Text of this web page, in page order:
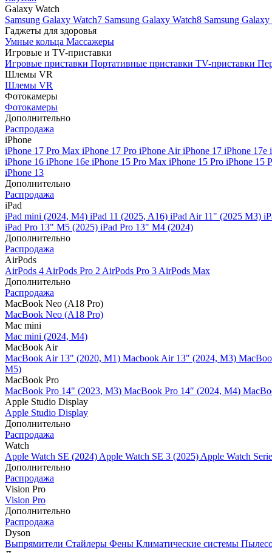
Galaxy Watch
Samsung Galaxy Watch7 Samsung Galaxy Watch8 Samsung
Гаджеты для здоровья
Умные кольца Массажеры
Игровые и TV-приставки
Игровые приставки Портативные приставки TV-приставки
Шлемы VR
Шлемы VR
Фотокамеры
Фотокамеры
Дополнительно
Распродажа
iPhone
iPhone 17 Pro Max iPhone 17 Pro iPhone AiriPhone 17 iPhone 17e
iPhone 16 iPhone 16e iPhone 15 Pro Max iPhone 15 Pro iPhone 15
iPhone 13
Дополнительно
Распродажа
iPad
iPad mini (2024, M4) iPad 11 (2025, A16) iPad Air 11" (2025 M3)
iPad Pro 13" M5 (2025) iPad Pro 13" M4 (2024)
Дополнительно
Распродажа
AirPods
AirPods 4 AirPods Pro 2 AirPods Pro 3 AirPods Max
Дополнительно
Распродажа
MacBook Neo (A18 Pro)
MacBook Neo (A18 Pro)
Mac mini
Mac mini (2024, M4)
MacBook Air
MacBook Air 13" (2020, M1) Macbook Air 13" (2024, M3)
M5)
MacBook Pro
MacBook Pro 14" (2023, M3) MacBook Pro 14″ (2024, M4)
Apple Studio Display
Apple Studio Display
Дополнительно
Распродажа
Watch
Apple Watch SE (2024) Apple Watch SE 3 (2025) Apple Watch
Дополнительно
Распродажа
Vision Pro
Vision Pro
Дополнительно
Распродажа
Dyson
Выпрямители Стайлеры Фены Климатические системы